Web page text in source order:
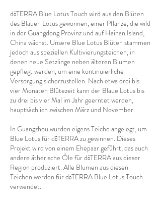
dōTERRA Blue Lotus Touch wird aus den Blüten
des Blauen Lotus gewonnen, einer Pflanze, die wild
in der Guangdong Provinz und auf Hainan Island,
China wächst. Unsere Blue Lotus Blüten stammen
jedoch aus speziellen Kultivierungsteichen, in
denen neue Setzlinge neben älteren Blumen
gepflegt werden, um eine kontinuierliche
Versorgung sicherzustellen. Nach etwa drei bis
vier Monaten Blütezeit kann der Blaue Lotus bis
zu drei bis vier Mal im Jahr geerntet werden,
hauptsächlich zwischen März und November.
In Guangzhou wurden eigens Teiche angelegt, um
Blue Lotus für dōTERRA zu gewinnen. Dieses
Projekt wird von einem Ehepaar geführt, das auch
andere ätherische Öle für dōTERRA aus dieser
Region produziert. Alle Blumen aus diesen
Teichen werden für dōTERRA Blue Lotus Touch
verwendet.